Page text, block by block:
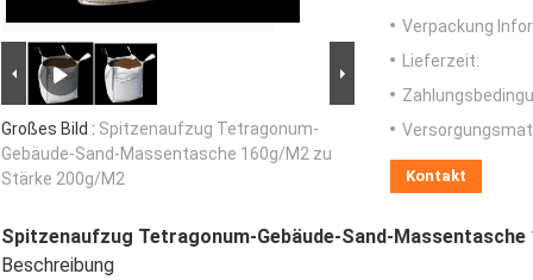
Großes Bild : Spitzenaufzug Tetragonum-
Gebäude-Sand-Massentasche 160g/M2 zu
Stärke 200g/M2
Verpackung
Lieferzeit:
Kontakt
Spitzenaufzug Tetragonum-Gebäude-Sand-
Beschreibung